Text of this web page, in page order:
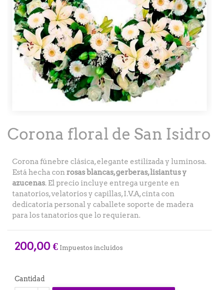
Corona floral de San Isidro
Corona fúnebre clásica, elegante estilizada y luminosa.
Está hecha conrosas blancas, gerberas, lisiantus y
azucenas. El precio incluye entrega urgente en
tanatorios, velatorios y capillas, I.V.A, cinta con
dedicatoria personal y caballete soporte de madera
para los tanatorios que lo requieran.
200,00 € Impuestos incluidos
Cantidad